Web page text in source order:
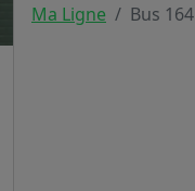
Ma Ligne Bus 164